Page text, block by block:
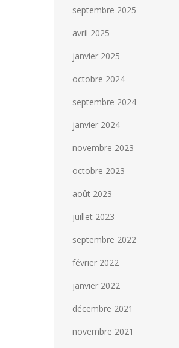
septembre 2025
avril 2025
janvier 2025
octobre 2024
septembre 2024
janvier 2024
novembre 2023
octobre 2023
août 2023
juillet 2023
septembre 2022
février 2022
janvier 2022
décembre 2021
novembre 2021